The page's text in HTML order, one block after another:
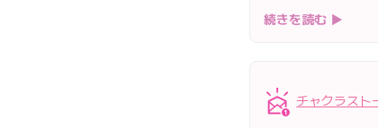
続きを読む ▶
チャクラスト